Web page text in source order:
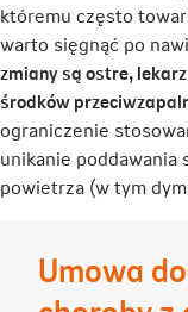
któremu często
warto sięgnąć po
zmiany są ostre,
środków
ograniczenie
unikanie poddawania
powietrza (w tym
Umowa